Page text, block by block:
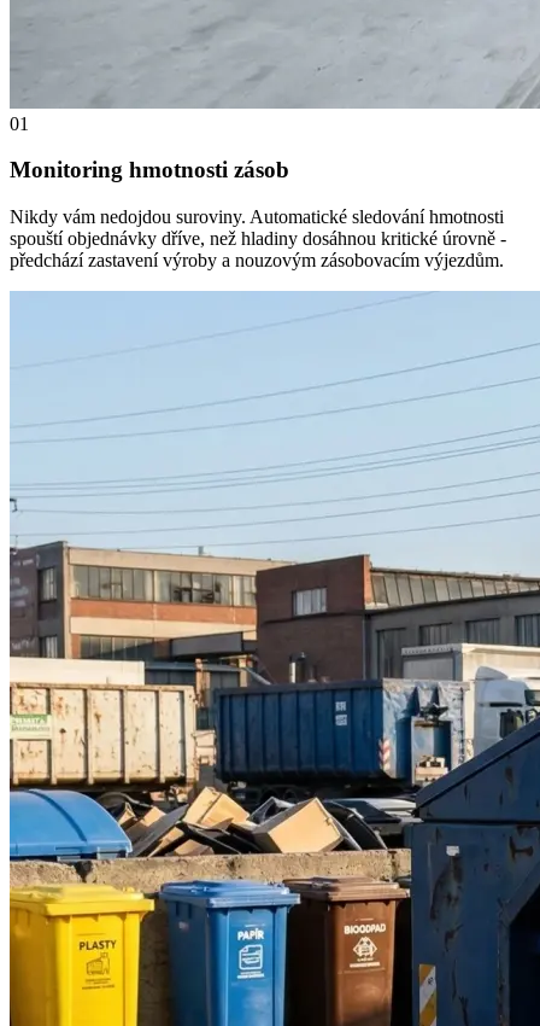
01
Monitoring hmotnosti zásob
Nikdy vám nedojdou suroviny. Automatické sledování hmotnosti
spouští objednávky dříve, než hladiny dosáhnou kritické úrovně -
předchází zastavení výroby a nouzovým zásobovacím výjezdům.